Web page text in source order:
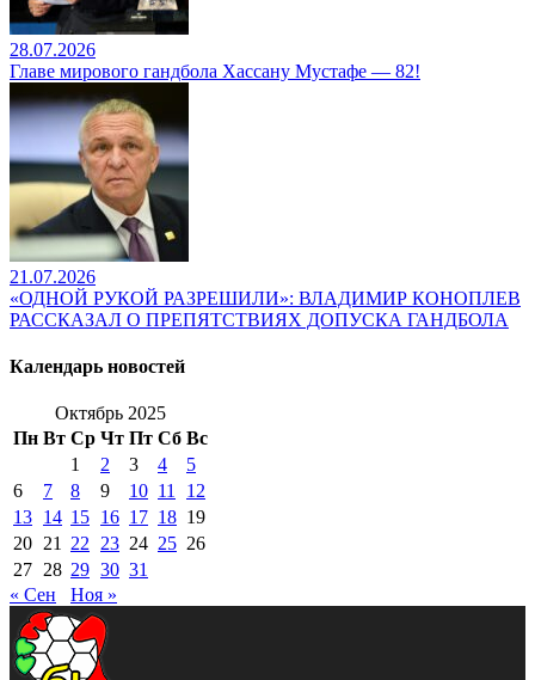
28.07.2026
Главе мирового гандбола Хассану Мустафе — 82!
21.07.2026
«ОДНОЙ РУКОЙ РАЗРЕШИЛИ»: ВЛАДИМИР КОНОПЛЕВ
РАССКАЗАЛ О ПРЕПЯТСТВИЯХ ДОПУСКА ГАНДБОЛА
Календарь новостей
Октябрь 2025
Пн Вт Ср Чт Пт Сб Вс
1
2 3 4
5
6
7 8 9 10 11
12
13 14 15 16 17 18 19
20 21 22 23 24 25 26
27 28 29 30 31
« Сен
Ноя »